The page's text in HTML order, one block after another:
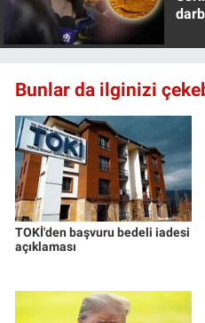
Bunlar da ilginizi
TOKİ'den başvuru bedeli iadesi
açıklaması